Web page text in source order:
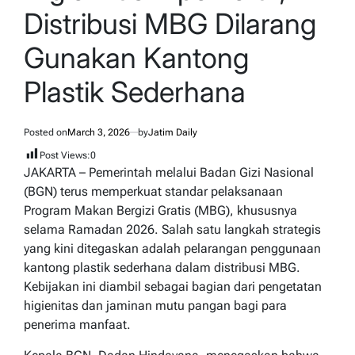
Distribusi MBG Dilarang
Gunakan Kantong
Plastik Sederhana
Posted onMarch 3, 2026 byJatim Daily
Post Views:0
JAKARTA – Pemerintah melalui Badan Gizi Nasional
(BGN) terus memperkuat standar pelaksanaan
Program Makan Bergizi Gratis (MBG), khususnya
selama Ramadan 2026. Salah satu langkah strategis
yang kini ditegaskan adalah pelarangan penggunaan
kantong plastik sederhana dalam distribusi MBG.
Kebijakan ini diambil sebagai bagian dari pengetatan
higienitas dan jaminan mutu pangan bagi para
penerima manfaat.